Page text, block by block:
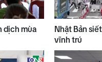
dịch mùa
Nhật Bản
vĩnh trú